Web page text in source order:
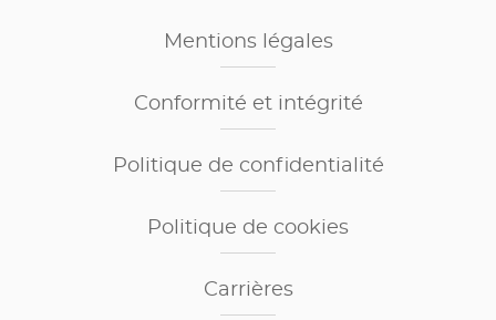
Mentions légales
Conformité et intégrité
Politique de confidentialité
Politique de cookies
Carrières